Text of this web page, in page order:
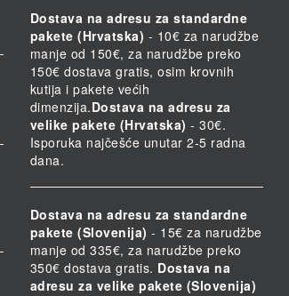
Dostava na adresu za standardne
pakete (Hrvatska) - 10€ za narudžbe
manje od 150€, za narudžbe preko
150€ dostava gratis, osim krovnih
kutija i pakete većih
dimenzija.Dostava na adresu za
velike pakete (Hrvatska) - 30€.
Isporuka najčešće unutar 2-5 radna
dana.
Dostava na adresu za standardne
pakete (Slovenija) - 15€ za narudžbe
manje od 335€, za narudžbe preko
350€ dostava gratis. Dostava na
adresu za velike pakete (Slovenija)